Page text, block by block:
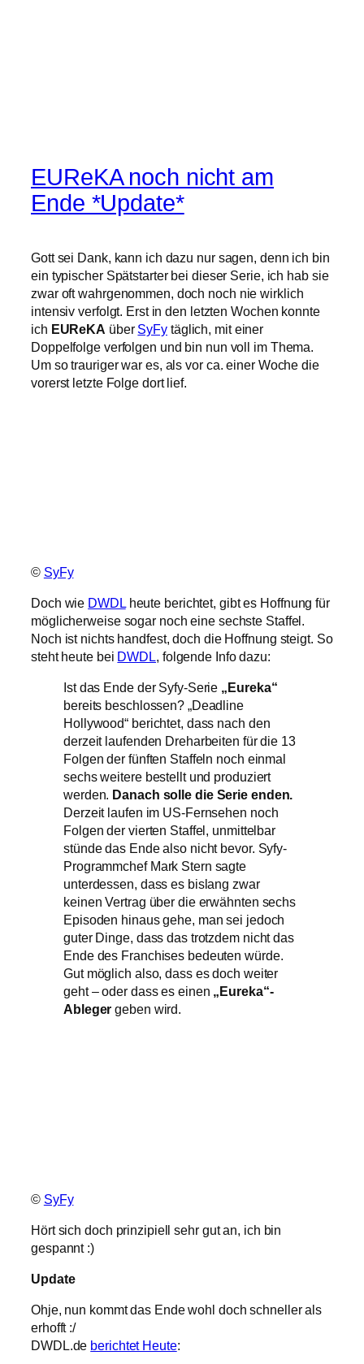
EUReKA noch nicht am
Ende *Update*
Gott sei Dank, kann ich dazu nur sagen, denn ich bin
ein typischer Spätstarter bei dieser Serie, ich hab sie
zwar oft wahrgenommen, doch noch nie wirklich
intensiv verfolgt. Erst in den letzten Wochen konnte
ich EUReKA über SyFy täglich, mit einer
Doppelfolge verfolgen und bin nun voll im Thema.
Um so trauriger war es, als vor ca. einer Woche die
vorerst letzte Folge dort lief.
© SyFy
Doch wie DWDLheute berichtet, gibt es Hoffnung für
möglicherweise sogar noch eine sechste Staffel.
Noch ist nichts handfest, doch die Hoffnung steigt. So
steht heute bei DWDL, folgende Info dazu:
Ist das Ende der Syfy-Serie „Eureka“
bereits beschlossen? „Deadline
Hollywood“ berichtet, dass nach den
derzeit laufenden Dreharbeiten für die 13
Folgen der fünften Staffeln noch einmal
sechs weitere bestellt und produziert
werden. Danach solle die Serie enden.
Derzeit laufen im US-Fernsehen noch
Folgen der vierten Staffel, unmittelbar
stünde das Ende also nicht bevor. Syfy-
Programmchef Mark Stern sagte
unterdessen, dass es bislang zwar
keinen Vertrag über die erwähnten sechs
Episoden hinaus gehe, man sei jedoch
guter Dinge, dass das trotzdem nicht das
Ende des Franchises bedeuten würde.
Gut möglich also, dass es doch weiter
geht – oder dass es einen „Eureka“-
Ablegergeben wird.
© SyFy
Hört sich doch prinzipiell sehr gut an, ich bin
gespannt :)
Update
Ohje, nun kommt das Ende wohl doch schneller als
erhofft :/
DWDL.de berichtet Heute: